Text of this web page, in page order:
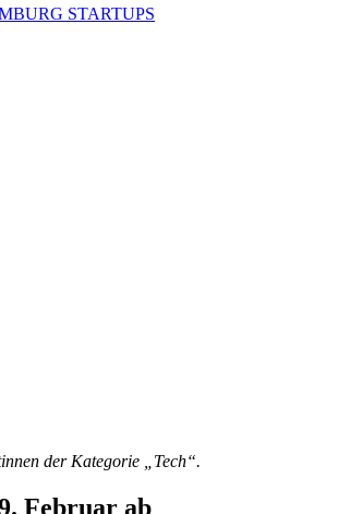
STARTUPS
der Kategorie „Tech“.
Februar ab